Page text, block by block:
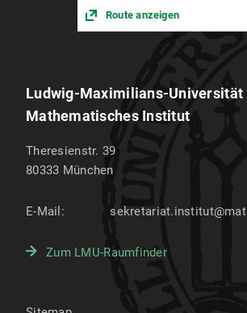
Route anzeigen
Ludwig-Maximilians-Universität
Mathematisches Institut
Theresienstr. 39
80333 München
E-Mail:
Zum LMU-Raumfinder